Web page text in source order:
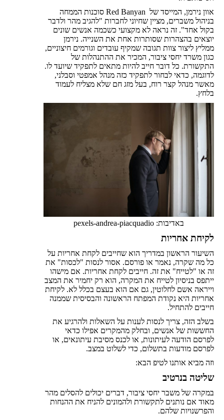
אוון נירמן, המייסד של Red Banyan סוכנות הממחה
בניהול משברים, מציין שחיוני לחברות "להגיב מהר ולדבר
בקול אחד". זה נראה לא מקצועי כשכמה אנשים שונים
יוצאים בהצהרות שסותרות אחת את השנייה. נירמן
ממליץ ליצור צוות תגובה שמקיף עובדים וגורמים חיצוניים,
כגון משרד יחסי ציבור, המכיר את ההתנהלות של
התקשורת. כל דובר חייב להיות מתאים לתפקיד שיועד לו.
לדוגמה, כדאי לבחור לתפקיד כזה מנהל אמפטי וסבלני,
מאשר מנהל קצר רוח, בעל מזג חם שלא מצליח לעמוד
בלחץ.
באדיבות: pexels-andrea-piacquadio
לקיחת אחריות
השיעור הראשון במדריך הוא שחייבים לקחת אחריות על
כל מה שקרה, נאמר או פורסם. אסור לנסות "לכסות" את
זה או "לטייח" את זה. חייבים לקחת אחריות. אם מישהו
ייתפס בניסיון לטייח את המקרה, הוא רק יחמיר את המצב
וייראה אשם לחלוטין, גם אם הוא בעצם בכלל לא. לקיחת
אחריות היא נקודת המפתח הראשונה והבסיסית שממנה
חייבים להתחיל.
בשלב הזה, צריך לנסות לענות על השאלות ולהרגיע את
החששות של אנשים, ובחלק מהמקרים אפילו כדאי
לפרסם הודעה לעיתונות, או לכנס מסיבת עיתונאים, או
לפרסם מודעות בתשלום, כדי לשלוט במצב.
וזה מביא אותנו לטיפ הבא:
שליטה בנרטיב
במקרה של משבר יחסי ציבור, דברים יכולים להסלים מהר
מאוד אם נותנים לתקשורת ולהמונים להניח את ההנחות
והפרשנויות שלהם.